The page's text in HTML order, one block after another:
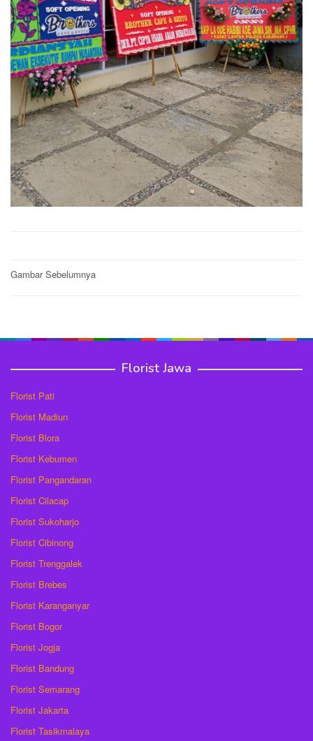
Post
Gambar Sebelumnya
Florist Jawa
Florist Pati
Florist Madiun
Florist Blora
Florist Kebumen
Florist Pangandaran
Florist Cilacap
Florist Sukoharjo
Florist Cibinong
Florist Trenggalek
Florist Brebes
Florist Karanganyar
Florist Bogor
Florist Jogja
Florist Bandung
Florist Semarang
Florist Jakarta
Florist Tasikmalaya